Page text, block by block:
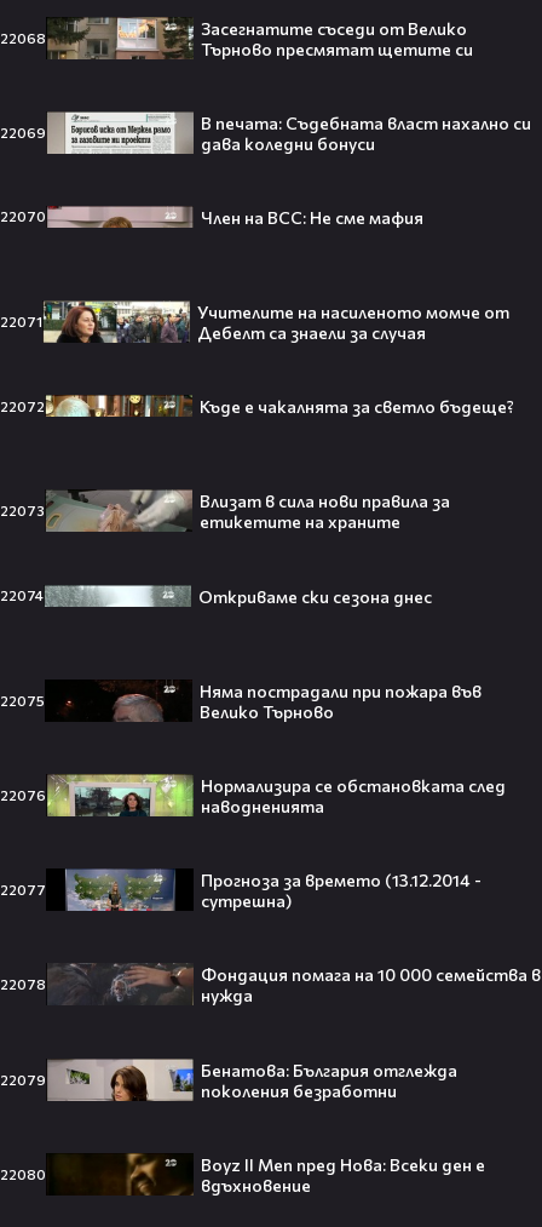
22068
Засегнатите съседи от Велико
Търново пресмятат щетите си
22069
В печата: Съдебната власт нахално си
дава коледни бонуси
22070 Член на ВСС: Не сме мафия
22071
Учителите на насиленото момче от
Дебелт са знаели за случая
22072 Къде е чакалнята за светло бъдеще?
22073
Влизат в сила нови правила за
етикетите на храните
22074 Откриваме ски сезона днес
22075
Няма пострадали при пожара във
Велико Търново
22076
Нормализира се обстановката след
наводненията
22077
Прогноза за времето (13.12.2014 -
сутрешна)
22078
Фондация помага на 10 000 семейства в
нужда
22079
Бенатова: България отглежда
поколения безработни
22080
Boyz II Men пред Нова: Всеки ден е
вдъхновение
Сватбата, която чакаше целият
свят! Кристиано Роналдо се жени!
Ариана Гранде изчезва?!
Решението ѝ шокира всички!😯💥
Всички я тананикат, но малцина
знаят истината: VIRAL хитът
причина за трансформацията на
тялото си!😯💥
футболен фен би го искал! 🤩
отвърна само с три думи😅
Кралят на YouTube – младоженец: